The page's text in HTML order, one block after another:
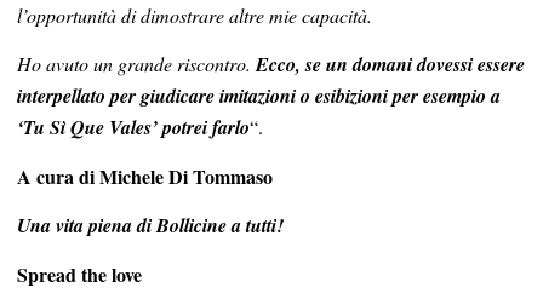
l’opportunità di dimostrare altre mie capacità.
Ho avuto un grande riscontro. Ecco, se un domani dovessi essere
interpellato per giudicare imitazioni o esibizioni per esempio a
‘Tu Sì Que Vales’ potrei farlo“.
A cura di Michele Di Tommaso
Una vita piena di Bollicine a tutti!
Spread the love